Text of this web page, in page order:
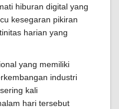
hiburan digital yang
kesegaran pikiran
harian yang
yang memiliki
industri
kali
hari tersebut